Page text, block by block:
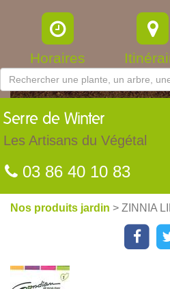
Horaires
Serre de Winter
Les Artisans du Végétal
03 86 40 10 83
Nos produits jardin > ZINNIA